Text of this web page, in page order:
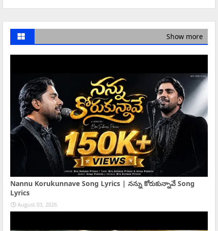
Show more
Nannu Korukunnave Song Lyrics | నన్ను కోరుకున్నావే Song
Lyrics
August 03, 2026